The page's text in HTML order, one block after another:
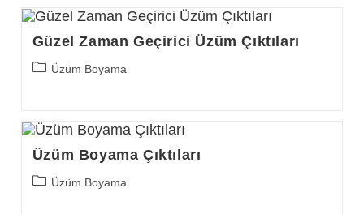
Güzel Zaman Geçirici Üzüm Çıktıları
PostÜzüm Boyama
Üzüm Boyama Çıktıları
PostÜzüm Boyama